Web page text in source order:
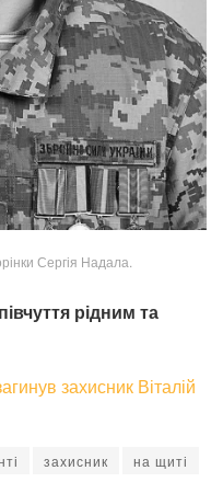
Сергія Надала.
рідним та
захисник Віталій
захисник
на щиті